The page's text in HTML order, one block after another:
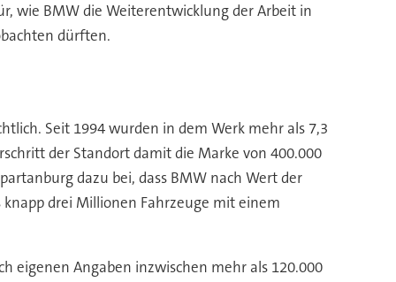
wie BMW die Weiterentwicklung der Arbeit in
dürften.
Seit 1994 wurden in dem Werk mehr als 7,3
der Standort damit die Marke von 400.000
dazu bei, dass BMW nach Wert der
drei Millionen Fahrzeuge mit einem
eigenen Angaben inzwischen mehr als 120.000